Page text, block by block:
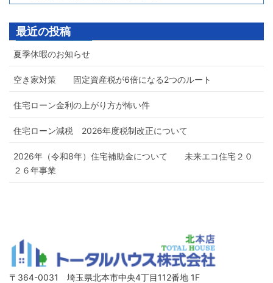
最近の投稿
夏季休暇のお知らせ
空き家対策 固定資産税が6倍になる2つのルート
住宅ローン金利の上がり方が怖い件
住宅ローン減税 2026年度税制改正について
2026年（令和8年）住宅補助金について 未来エコ住宅２０
２６年事業
〒364-0031 埼玉県北本市中央4丁目112番地 1F